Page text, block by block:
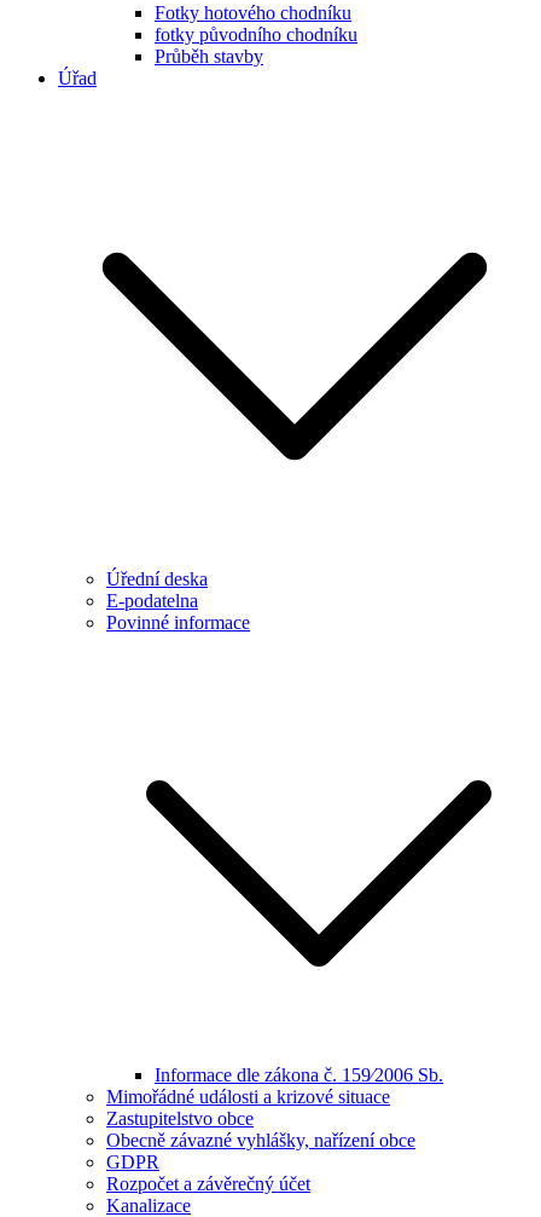
Fotky hotového chodníku
fotky původního chodníku
Průběh stavby
Úřad
Úřední deska
E-podatelna
Povinné informace
Informace dle zákona č. 159⁄2006 Sb.
Mimořádné události a krizové situace
Zastupitelstvo obce
Obecně závazné vyhlášky, nařízení obce
GDPR
Rozpočet a závěrečný účet
Kanalizace